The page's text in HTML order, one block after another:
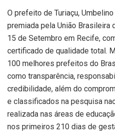
O prefeito de Turiaçu,
premiada pela União Brasileira
15 de Setembro em Recife,
certificado de qualidade total.
100 melhores prefeitos do
como transparência,
credibilidade, além do
e classificados na pesquisa
realizada nas áreas de
nos primeiros 210 dias de